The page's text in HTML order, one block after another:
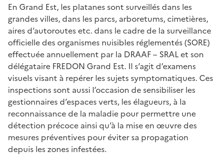
En Grand Est, les platanes sont surveillés dans les
grandes villes, dans les parcs, arboretums, cimetières,
aires d’autoroutes etc. dans le cadre de la surveillance
officielle des organismes nuisibles réglementés (SORE)
effectuée annuellement par la DRAAF – SRAL et son
délégataire FREDON Grand Est. Il s’agit d’examens
visuels visant à repérer les sujets symptomatiques. Ces
inspections sont aussi l’occasion de sensibiliser les
gestionnaires d’espaces verts, les élagueurs, à la
reconnaissance de la maladie pour permettre une
détection précoce ainsi qu’à la mise en œuvre des
mesures préventives pour éviter sa propagation
depuis les zones infestées.